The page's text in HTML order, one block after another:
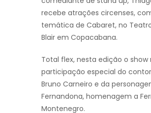
recebe atrações circenses,
temática de Cabaret, no
Blair em Copacabana.
Total flex, nesta edição o show
participação especial do
Bruno Carneiro e da
Fernandona, homenagem a
Montenegro.